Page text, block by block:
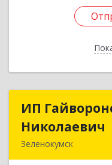
ИП
Николаевич
Зеленокумск
ИП